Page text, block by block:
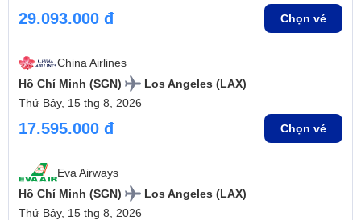
29.093.000 đ Chọn vé
China Airlines
Hồ Chí Minh (SGN)
Los Angeles (LAX)
Thứ Bảy, 15 thg 8, 2026
17.595.000 đ Chọn vé
Eva Airways
Hồ Chí Minh (SGN)
Los Angeles (LAX)
Thứ Bảy, 15 thg 8, 2026